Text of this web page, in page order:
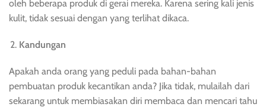
oleh beberapa produk di gerai mereka. Karena sering kali jenis
kulit, tidak sesuai dengan yang terlihat dikaca.
Kandungan
Apakah anda orang yang peduli pada bahan-bahan
pembuatan produk kecantikan anda? Jika tidak, mulailah dari
sekarang untuk membiasakan diri membaca dan mencari tahu